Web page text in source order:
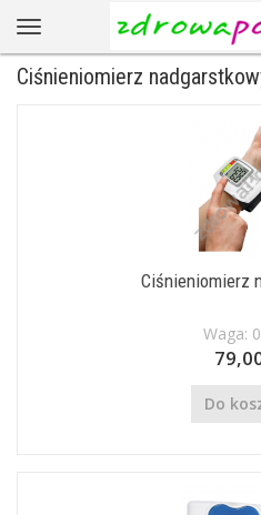
Ciśnieniomierz
Ciśnieniomierz
Waga:
Do